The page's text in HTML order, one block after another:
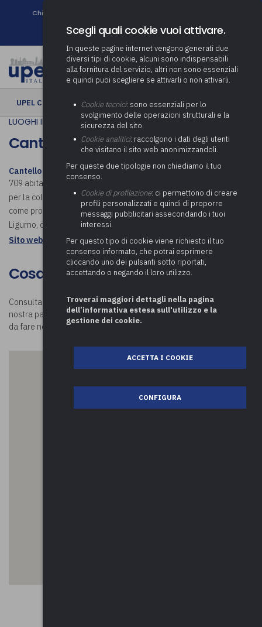
Chi siamo
Newsletter
UPEL CULTURA › Cantello
LUOGHI IN COMUNE
Cantello
Cantello (Cantèll in dialetto varesotto) è un comune italiano di 4
709 abitanti della provincia di Varese in Lombardia. Il paese è noto
per la coltivazione dell’asparago bianco , dal 2016 classificato
come prodotto IGP. Cantello, che include i centri di Gaggiolo e
Ligurno, confina con la Svizzera. Scopri cosa visitare a Cantello.
Sito web istituzionale: Comune di Cantello
Cosa visitare a Cantello
Consulta la mappa e scopricosa visitare a Cantello.Visitando la
nostra pagina
Luoghi in Comunepotrai conoscere tutte le attività
da fare nei comuni della provincia di Varese e oltre!
Scegli quali cookie vuoi attivare.
In queste pagine internet vengono generati due
diversi tipi di cookie, alcuni sono indispensabili
alla fornitura del servizio, altri non sono essenziali
e quindi puoi scegliere se attivarli o non attivarli.
Cookie tecnici: sono essenziali per lo
svolgimento delle operazioni strutturali e la
sicurezza del sito.
Cookie analitici: raccolgono i dati degli utenti
che visitano il sito web anonimizzandoli.
Per queste due tipologie non chiediamo il tuo
consenso.
Cookie di profilazione: ci permettono di creare
profili personalizzati e quindi di proporre
messaggi pubblicitari assecondando i tuoi
interessi.
Per questo tipo di cookie viene richiesto il tuo
consenso informato, che potrai esprimere
cliccando uno dei pulsanti sotto riportati,
accettando o negando il loro utilizzo.
Troverai maggiori dettagli nella pagina
dell’informativa estesa sull'utilizzo e la
gestione dei cookie.
ACCETTA I COOKIE
CONFIGURA